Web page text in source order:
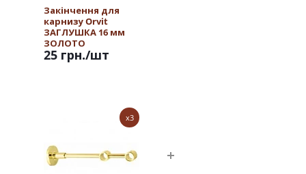
Закінчення для
карнизу Orvit
ЗАГЛУШКА 16 мм
ЗОЛОТО
25 грн./шт
x3